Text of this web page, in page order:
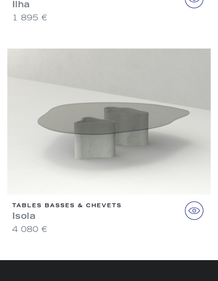
Ilha
1 895 €
TABLES BASSES & CHEVETS
Isola
4 080 €